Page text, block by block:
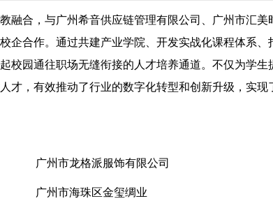
融合，与广州希音供应链管理有限公司、广州市汇
企合作。通过共建产业学院、开发实战化课程体系
校园通往职场无缝衔接的人才培养通道。不仅为学
才，有效推动了行业的数字化转型和创新升级，实
广州市龙格派服饰有限公司
广州市海珠区金玺绸业